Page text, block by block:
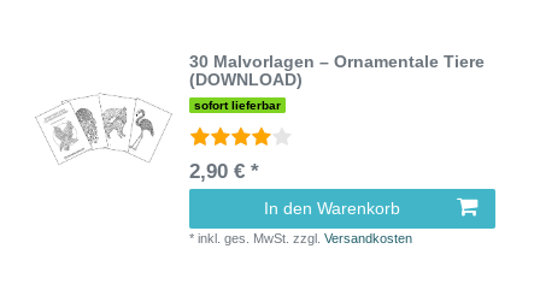
30 Malvorlagen – Ornamentale Tiere
(DOWNLOAD)
sofort lieferbar
2,90 € *
In den Warenkorb
*inkl. ges. MwSt. zzgl.Versandkosten